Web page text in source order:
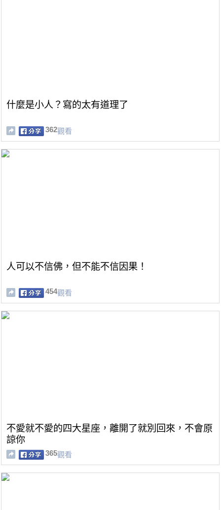
什麼是小人？寫的太有道理了
362觀看
人可以不信佛，但不能不信因果！
454觀看
不愛就不愛的四大星座，離開了就別回來，不會原
諒你
365觀看